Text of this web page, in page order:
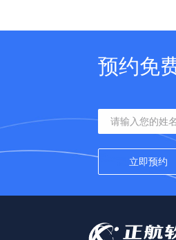
预约免